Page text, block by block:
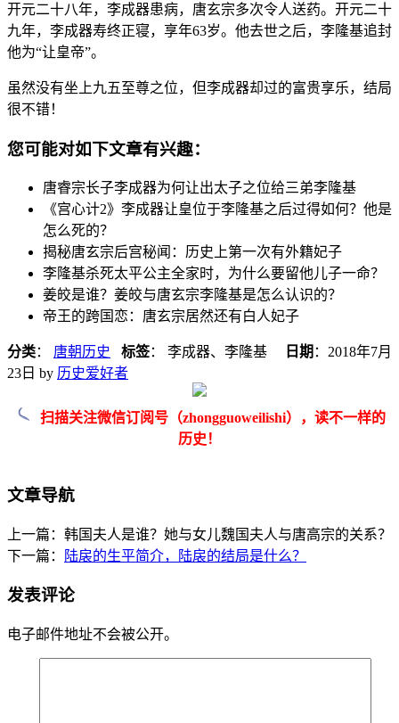
开元二十八年，李成器患病，唐玄宗多次令人送药。开元二十
九年，李成器寿终正寝，享年63岁。他去世之后，李隆基追封
他为“让皇帝”。
虽然没有坐上九五至尊之位，但李成器却过的富贵享乐，结局
很不错！
您可能对如下文章有兴趣：
唐睿宗长子李成器为何让出太子之位给三弟李隆基
《宫心计2》李成器让皇位于李隆基之后过得如何？他是
怎么死的？
揭秘唐玄宗后宫秘闻：历史上第一次有外籍妃子
李隆基杀死​太平公主​全家时，为什么要留他儿子一命？
姜皎是谁？姜皎与唐玄宗李隆基是怎么认识的？
帝王的跨国恋：唐玄宗居然还有白人妃子
分类： 唐朝历史 标签： 李成器、李隆基 日期 ： 2018年7月
23日 by 历史爱好者
扫描关注微信订阅号（zhongguoweilishi），读不一样的
历史！
文章导航
上一篇：韩国夫人是谁？她与女儿魏国夫人与唐高宗的关系？
下一篇：
陆扆的生平简介，陆扆的结局是什么？
发表评论
电子邮件地址不会被公开。